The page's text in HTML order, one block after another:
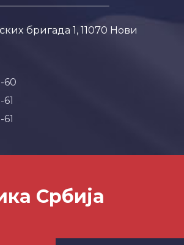
бригада 1, 11070 Нови
60
Србија